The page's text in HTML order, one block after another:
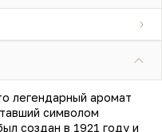
легендарный аромат
символом
создан в 1921 году и